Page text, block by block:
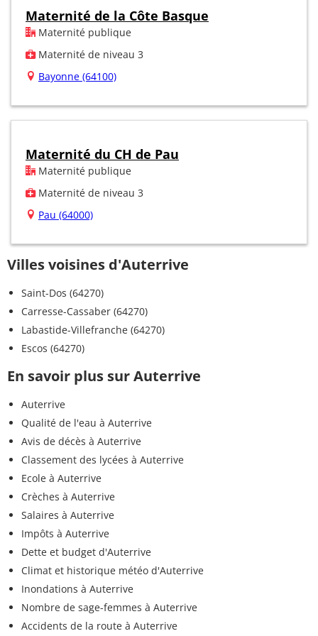
Maternité de la Côte Basque
Maternité publique
Maternité de niveau 3
Bayonne (64100)
Maternité du CH de Pau
Maternité publique
Maternité de niveau 3
Pau (64000)
Villes voisines d'Auterrive
Saint-Dos (64270)
Carresse-Cassaber (64270)
Labastide-Villefranche (64270)
Escos (64270)
En savoir plus sur Auterrive
Auterrive
Qualité de l'eau à Auterrive
Avis de décès à Auterrive
Classement des lycées à Auterrive
Ecole à Auterrive
Crèches à Auterrive
Salaires à Auterrive
Impôts à Auterrive
Dette et budget d'Auterrive
Climat et historique météo d'Auterrive
Inondations à Auterrive
Nombre de sage-femmes à Auterrive
Accidents de la route à Auterrive